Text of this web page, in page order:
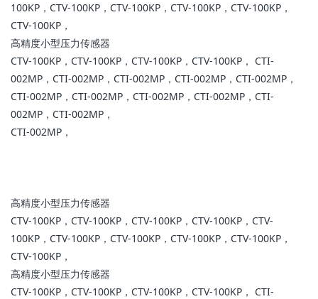
100KP，CTV-100KP，CTV-100KP，CTV-100KP，CTV-100KP，
CTV-100KP，
高精度小型压力传感器
CTV-100KP，CTV-100KP，CTV-100KP，CTV-100KP， CTI-
002MP，CTI-002MP，CTI-002MP，CTI-002MP，CTI-002MP，
CTI-002MP，CTI-002MP，CTI-002MP，CTI-002MP，CTI-
002MP，CTI-002MP，
CTI-002MP，
高精度小型压力传感器
CTV-100KP，CTV-100KP，CTV-100KP，CTV-100KP，CTV-
100KP，CTV-100KP，CTV-100KP，CTV-100KP，CTV-100KP，
CTV-100KP，
高精度小型压力传感器
CTV-100KP，CTV-100KP，CTV-100KP，CTV-100KP， CTI-